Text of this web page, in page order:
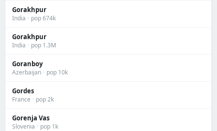
Gorakhpur
India · pop 674k
Gorakhpur
India · pop 1.3M
Goranboy
Azerbaijan · pop 10k
Gordes
France · pop 2k
Gorenja Vas
Slovenia · pop 1k